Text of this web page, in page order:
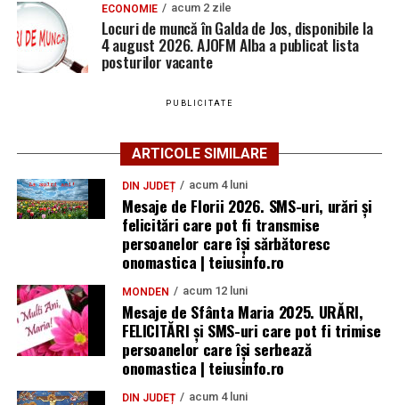
ECONOMIE acum 2 zile
Locuri de muncă în Galda de Jos, disponibile la
4 august 2026. AJOFM Alba a publicat lista
posturilor vacante
PUBLICITATE
ARTICOLE SIMILARE
DIN JUDEȚ acum 4 luni
Mesaje de Florii 2026. SMS-uri, urări și
felicitări care pot fi transmise
persoanelor care îşi sărbătoresc
onomastica | teiusinfo.ro
MONDEN acum 12 luni
Mesaje de Sfânta Maria 2025. URĂRI,
FELICITĂRI și SMS-uri care pot fi trimise
persoanelor care își serbează
onomastica | teiusinfo.ro
DIN JUDEȚ acum 4 luni